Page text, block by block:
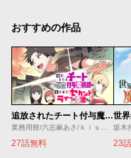
おすすめの作品
追放されたチート付与魔術師は気ままなセカンドライフを謳歌する。 ～俺は武器だけじゃなく、あらゆるものに『強化ポイント』を付与できるし、俺の意思でいつでも効果を解除できるけど、残った人たち大丈夫？～
27話無料
坂木
23